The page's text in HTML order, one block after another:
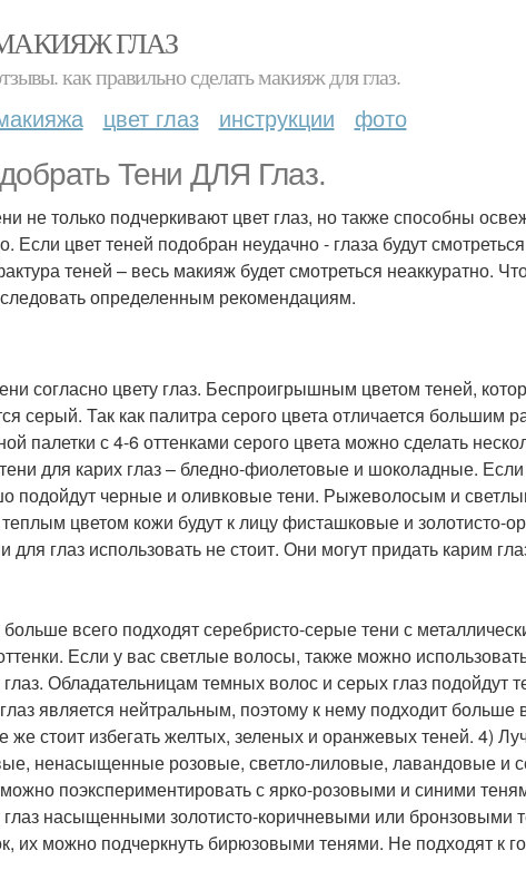
ГЛАЗ
как правильно сделать макияж для глаз.
цвет глаз инструкции фото
Тени ДЛЯ Глаз.
не только подчеркивают цвет глаз, но также способны
Если цвет теней подобран неудачно - глаза будут
теней – весь макияж будет смотреться неаккуратно.
определенным рекомендациям.
согласно цвету глаз. Беспроигрышным цветом теней,
серый. Так как палитра серого цвета отличается большим
палетки с 4-6 оттенками серого цвета можно сделать
для карих глаз – бледно-фиолетовые и шоколадные.
подойдут черные и оливковые тени. Рыжеволосым и
цветом кожи будут к лицу фисташковые и золотисто-
глаз использовать не стоит. Они могут придать карим
всего подходят серебристо-серые тени с
Если у вас светлые волосы, также можно
Обладательницам темных волос и серых глаз подойдут
является нейтральным, поэтому к нему подходит больше
стоит избегать желтых, зеленых и оранжевых теней. 4)
ненасыщенные розовые, светло-лиловые, лавандовые и
поэкспериментировать с ярко-розовыми и синими
глаз насыщенными золотисто-коричневыми или бронзовыми
их можно подчеркнуть бирюзовыми тенями. Не подходят к